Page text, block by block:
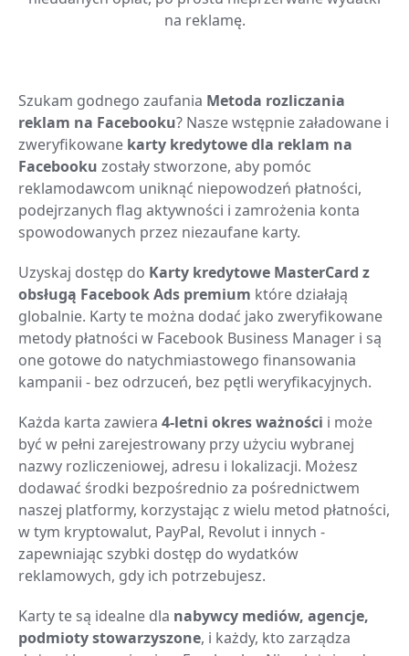
na reklamę.
Szukam godnego zaufania Metoda rozliczania
reklam na Facebooku? Nasze wstępnie załadowane i
zweryfikowane karty kredytowe dla reklam na
Facebooku zostały stworzone, aby pomóc
reklamodawcom uniknąć niepowodzeń płatności,
podejrzanych flag aktywności i zamrożenia konta
spowodowanych przez niezaufane karty.
Uzyskaj dostęp do Karty kredytowe MasterCard z
obsługą Facebook Ads premium które działają
globalnie. Karty te można dodać jako zweryfikowane
metody płatności w Facebook Business Manager i są
one gotowe do natychmiastowego finansowania
kampanii - bez odrzuceń, bez pętli weryfikacyjnych.
Każda karta zawiera 4-letni okres ważności i może
być w pełni zarejestrowany przy użyciu wybranej
nazwy rozliczeniowej, adresu i lokalizacji. Możesz
dodawać środki bezpośrednio za pośrednictwem
naszej platformy, korzystając z wielu metod płatności,
w tym kryptowalut, PayPal, Revolut i innych -
zapewniając szybki dostęp do wydatków
reklamowych, gdy ich potrzebujesz.
Karty te są idealne dla nabywcy mediów, agencje,
podmioty stowarzyszone, i każdy, kto zarządza